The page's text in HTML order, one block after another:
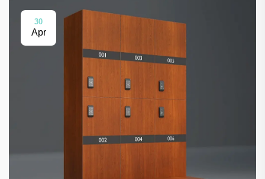
30
Apr